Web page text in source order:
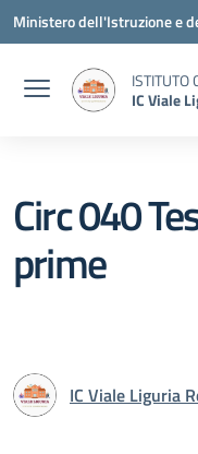
Vai ai contenuti
Vai al menu di navigazione
Vai al footer
Ministero dell'Istruzione e
ISTITUTO
IC Viale
Circ 040
prime
IC Viale Liguria